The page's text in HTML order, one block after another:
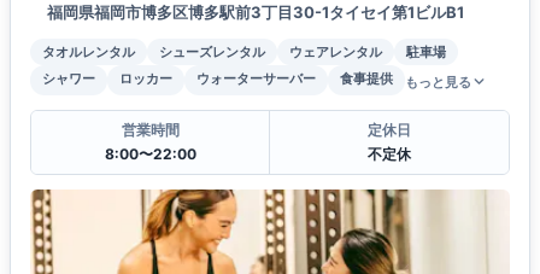
福岡県福岡市博多区博多駅前3丁目30-1タイセイ第1ビルB1
タオルレンタル シューズレンタル ウェアレンタル
駐車場
シャワー
ロッカー ウォーターサーバー 食事提供 もっと見る
営業時間
8:00〜22:00
定休日
不定休